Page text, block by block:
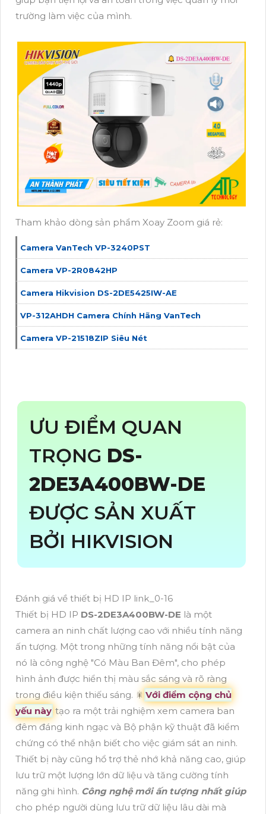
trường làm việc của mình.
Tham khảo dòng sản phẩm Xoay Zoom giá rẻ:
Camera VanTech VP-3240PST
Camera VP-2R0842HP
Camera Hikvision DS-2DE5425IW-AE
VP-312AHDH Camera Chính Hãng VanTech
Camera VP-21518ZIP Siêu Nét
ƯU ĐIỂM QUAN
TRỌNG DS-
2DE3A400BW-DE
ĐƯỢC SẢN XUẤT
BỞI HIKVISION
Đánh giá về thiết bị HD IP link_0-16
Thiết bị HD IP DS-2DE3A400BW-DE là một
camera an ninh chất lượng cao với nhiều tính năng
ấn tượng. Một trong những tính năng nổi bật của
nó là công nghệ "Có Màu Ban Đêm", cho phép
hình ảnh được hiển thị màu sắc sáng và rõ ràng
trong điều kiện thiếu sáng. 🎇 Với điểm cộng chủ
yếu này tạo ra một trải nghiệm xem camera ban
đêm đáng kinh ngạc và Bộ phận kỹ thuật đã kiểm
chứng có thể nhận biết cho việc giám sát an ninh.
Thiết bị này cũng hổ trợ thẻ nhớ khả năng cao, giúp
lưu trữ một lượng lớn dữ liệu và tăng cường tính
năng ghi hình. Công nghệ mới ấn tượng nhất giúp
cho phép người dùng lưu trữ dữ liệu lâu dài mà